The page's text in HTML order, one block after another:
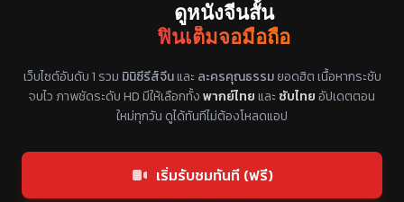
ดูหนังจีนสั้น
ฟินเต็มจอมือถือ
เว็บไซต์อันดับ 1 รวม มินิซีรีส์จีนและ ละครคุณธรรมยอดฮิต เนื้อหากระชับ
จบไว ภาพชัดระดับ HD มีให้เลือกทั้งพากย์ไทยและ ซับไทยอัปเดตตอน
ใหม่ทุกวัน ดูได้ทันทีไม่ต้องโหลดแอป
เริ่มรับชมทันที (ฟรี)